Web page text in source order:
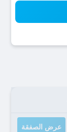
عرض الصفقة